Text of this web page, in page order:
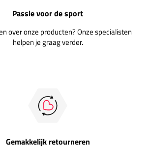
Passie voor de sport
over onze producten? Onze specialisten
helpen je graag verder.
Gemakkelijk retourneren